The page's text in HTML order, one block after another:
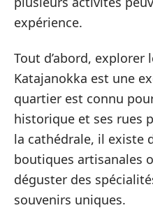
expérience.
Tout d’abord, explorer
Katajanokka est une
quartier est connu
historique et ses rues
la cathédrale, il existe
boutiques artisanales
déguster des
souvenirs uniques.